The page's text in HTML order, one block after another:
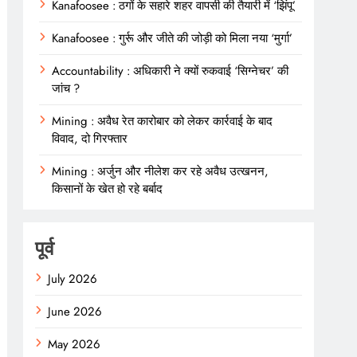
Kanafoosee : ठगों के सहारे शहर वापसी की तैयारी में ‘झिंपू’
Kanafoosee : गुर्रू और जीते की जोड़ी को मिला नया ‘मुर्गा’
Accountability : अधिकारी ने क्यों रुकवाई ‘सिग्नेचर’ की
जांच ?
Mining : अवैध रेत कारोबार को लेकर कार्रवाई के बाद
विवाद, दो गिरफ्तार
Mining : अर्जुन और नीलेश कर रहे अवैध उत्खनन,
किसानों के खेत हो रहे बर्बाद
पूर्व
July 2026
June 2026
May 2026